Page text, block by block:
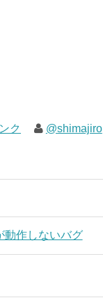
ク @shimajiro
動作しないバグ